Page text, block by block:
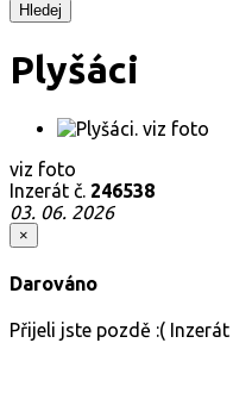
Hledej
Plyšáci
viz foto
Inzerát č. 246538
03. 06. 2026
×
Darováno
Přijeli jste pozdě :(